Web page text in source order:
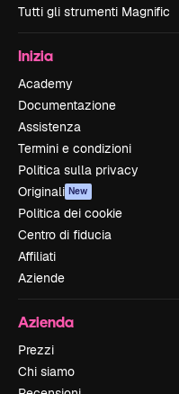
Tutti gli strumenti Magnific
Inizia
Academy
Documentazione
Assistenza
Termini e condizioni
Politica sulla privacy
Originali New
Politica dei cookie
Centro di fiducia
Affiliati
Aziende
Azienda
Prezzi
Chi siamo